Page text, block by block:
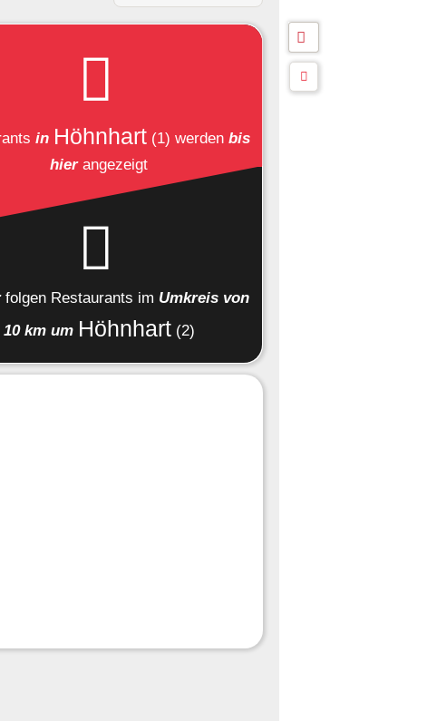
in Höhnhart (1) werden bis
hierangezeigt
folgen Restaurants im Umkreis von
10 km um Höhnhart (2)